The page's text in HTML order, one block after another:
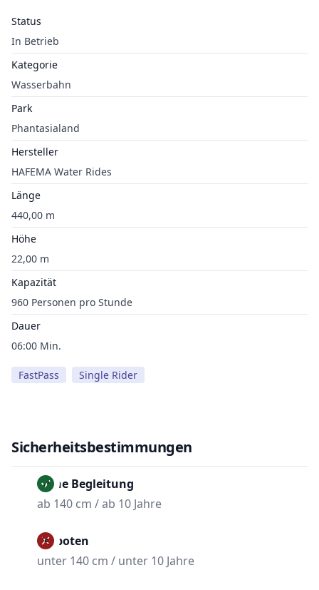
Status
In Betrieb
Kategorie
Wasserbahn
Park
Phantasialand
Hersteller
HAFEMA Water Rides
Länge
440,00 m
Höhe
22,00 m
Kapazität
960 Personen pro Stunde
Dauer
06:00 Min.
FastPass Single Rider
Sicherheitsbestimmungen
Ohne Begleitung
ab 140 cm / ab 10 Jahre
Verboten
unter 140 cm / unter 10 Jahre